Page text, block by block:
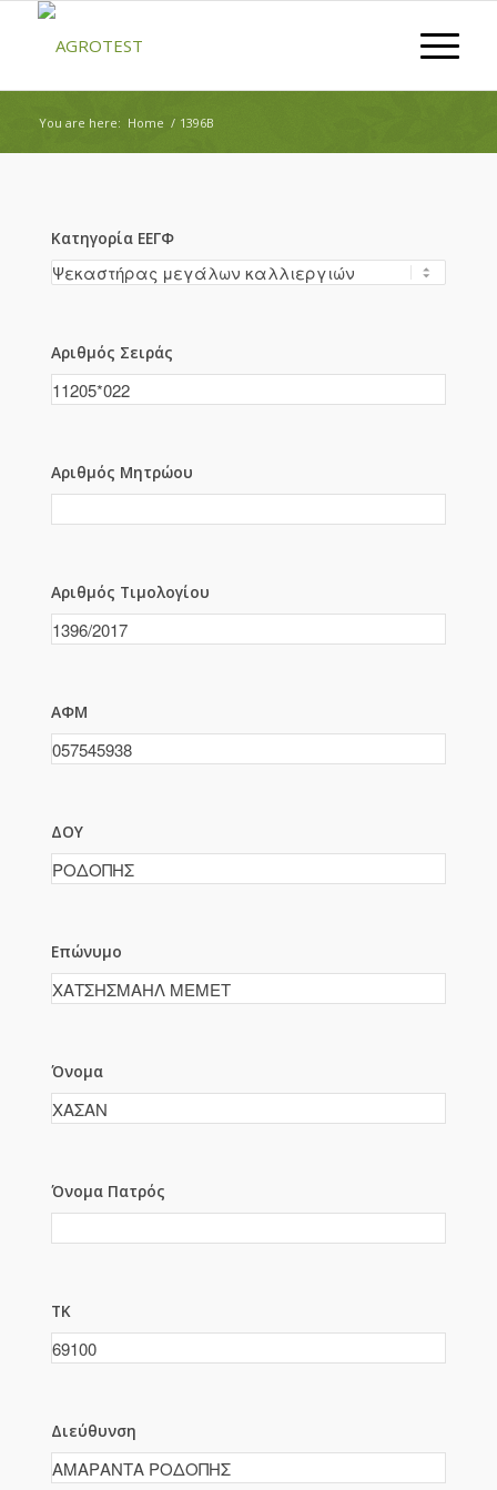
You are here: Home / 1396B
Κατηγορία ΕΕΓΦ
Αριθμός Σειράς
Αριθμός Μητρώου
Αριθμός Τιμολογίου
ΑΦΜ
ΔΟΥ
Επώνυμο
Όνομα
Όνομα Πατρός
ΤΚ
Διεύθυνση